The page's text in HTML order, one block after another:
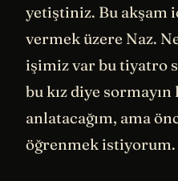
yetiştiniz. Bu akşam
vermek üzere Naz.
işimiz var bu tiyatro
bu kız diye
anlatacağım, ama
öğrenmek istiyorum.